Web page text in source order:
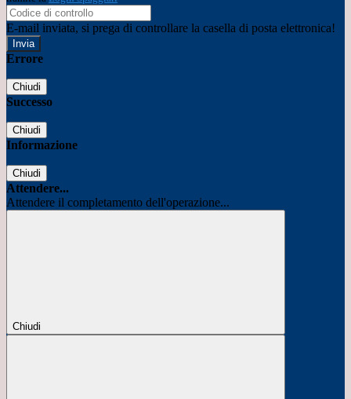
E-mail inviata, si prega di controllare la casella di posta elettronica!
Errore
Chiudi
Successo
Chiudi
Informazione
Chiudi
Attendere...
Attendere il completamento dell'operazione...
Chiudi